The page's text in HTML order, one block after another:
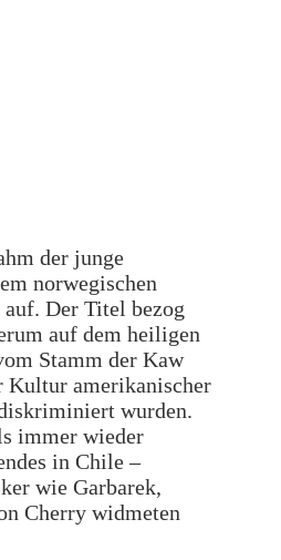
der junge
norwegischen
auf. Der Titel bezog
auf dem heiligen
Stamm der Kaw
Kultur amerikanischer
wurden.
immer wieder
in Chile –
wie Garbarek,
Cherry widmeten